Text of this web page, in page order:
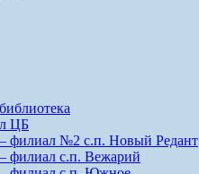
ЦБ
филиал №2 с.п. Новый Редант
филиал с.п. Вежарий